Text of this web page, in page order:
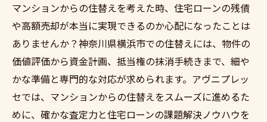
マンションからの住替えを考えた時、住宅ローンの残債
や高額売却が本当に実現できるのか心配になったことは
ありませんか？神奈川県横浜市での住替えには、物件の
価値評価から資金計画、抵当権の抹消手続きまで、細や
かな準備と専門的な対応が求められます。アヴニプレッ
セでは、マンションからの住替えをスムーズに進めるた
めに、確かな査定力と住宅ローンの課題解決ノウハウを